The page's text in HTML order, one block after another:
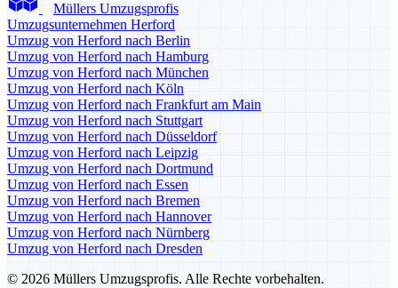
Müllers Umzugsprofis
Umzugsunternehmen Herford
Umzug von Herford nach Berlin
Umzug von Herford nach Hamburg
Umzug von Herford nach München
Umzug von Herford nach Köln
Umzug von Herford nach Frankfurt am Main
Umzug von Herford nach Stuttgart
Umzug von Herford nach Düsseldorf
Umzug von Herford nach Leipzig
Umzug von Herford nach Dortmund
Umzug von Herford nach Essen
Umzug von Herford nach Bremen
Umzug von Herford nach Hannover
Umzug von Herford nach Nürnberg
Umzug von Herford nach Dresden
© 2026 Müllers Umzugsprofis. Alle Rechte vorbehalten.